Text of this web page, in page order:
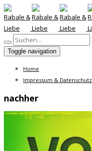
Toggle navigation
Home
Impressum & Datenschutz
nachher